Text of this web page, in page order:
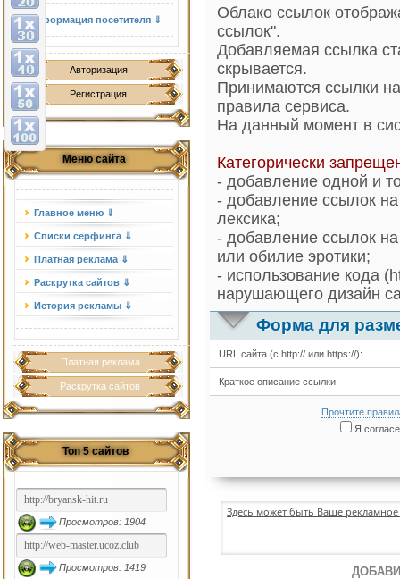
Информация посетителя ⇓
Авторизация
Регистрация
Меню сайта
Главное меню ⇓
Списки серфинга ⇓
Платная реклама ⇓
Раскрутка сайтов ⇓
История рекламы ⇓
Платная реклама
Раскрутка сайтов
Топ 5 сайтов
Просмотров: 1904
Просмотров: 1419
Облако ссылок
ссылок".
Добавляемая ссылка
скрывается.
Принимаются ссылки
правила сервиса.
На данный момент в
Категорически
- добавление одной и
- добавление ссылок
лексика;
- добавление ссылок
или обилие эротики;
- использование кода
нарушающего дизайн
Форма для
URL сайта (с http:// или https://):
Краткое описание ссылки:
Прочтите
Я
Здесь может быть Ваше